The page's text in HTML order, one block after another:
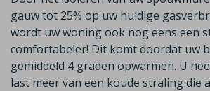
gauw tot 25% op uw huidige
wordt uw woning ook nog eens een
comfortabeler! Dit komt doordat uw
gemiddeld 4 graden opwarmen. U
last meer van een koude straling die